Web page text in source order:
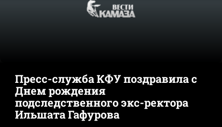
Пресс-служба КФУ поздравила с
Днем рождения
подследственного экс-ректора
Ильшата Гафурова